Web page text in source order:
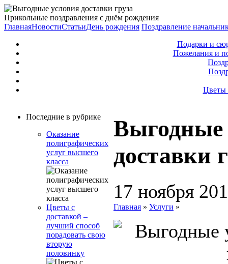
Прикольные поздравления с днём рождения
ГлавнаяНовостиСтатьиДень рождения Поздравление
Подарки и
Пожелания и
Цветы
Последние в рубрике
Оказание
полиграфических
услуг высшего
класса
Цветы с
доставкой –
лучший способ
порадовать свою
вторую
половинку
Выгодные
доставки
17 ноября
Главная » Услуги »